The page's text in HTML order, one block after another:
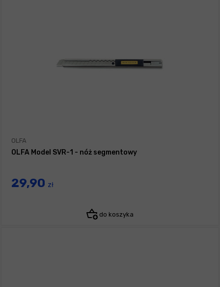
OLFA
OLFA Model SVR-1 - nóż segmentowy
29,90 zł
do koszyka